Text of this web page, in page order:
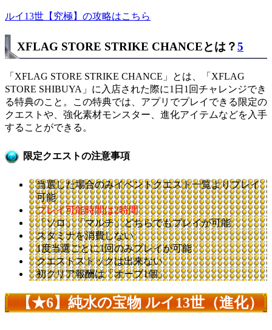
ルイ13世【究極】の攻略はこちら
XFLAG STORE STRIKE CHANCEとは？5
「XFLAG STORE STRIKE CHANCE」とは、「XFLAG
STORE SHIBUYA」に入店された際に1日1回チャレンジでき
る特典のこと。この特典では、アプリでプレイできる限定の
クエストや、強化素材モンスター、進化アイテムなどを入手
することができる。
限定クエストの注意事項
当選した場合のみイベントクエスト一覧よりプレイ
可能
プレイ可能時間は2時間
「ソロ」「マルチ」どちらでもプレイが可能
スタミナを消費しない
1度当選ごとに1回のみプレイが可能
クエストストックは出来ない
初クリア報酬は「オーブ1個」
【★6】純水の宝物 ルイ13世（進化）